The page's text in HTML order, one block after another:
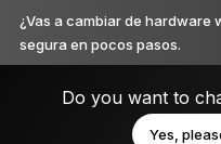
¿Vas a cambiar de hardware
segura en pocos pasos.
Do you want to
Yes,